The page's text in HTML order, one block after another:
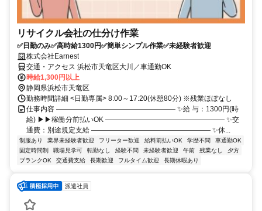
リサイクル会社の仕分け作業
✅日勤のみ✅高時給1300円✅簡単シンプル作業✅未経験者歓迎
株式会社Earnest
交通・アクセス 浜松市天竜区大川／車通勤OK
時給1,300円以上
静岡県浜松市天竜区
勤務時間詳細 <日勤専属> 8:00～17:20(休憩80分) ※残業ほぼなし
仕事内容 ――――――――――――――――― ✨給 与：1300円(時
給) ▶▶稼働分前払いOK ――――――――――――――――― ✨交
通費：別途規定支給 ――――――――――――――――― ✨休...
制服あり 業界未経験者歓迎 フリーター歓迎 給料前払いOK 学歴不問
車通勤OK
固定時間制
職場見学可 転勤なし 経験不問 未経験者歓迎 午前 残業なし
夕方
ブランクOK
交通費支給 長期歓迎 フルタイム歓迎 長期休暇あり
派遣社員